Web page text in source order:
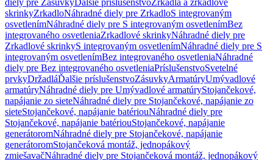
diely pre ZásuvkyĎalšie príslušenstvoZrkadlá a zrkadlové
skrinkyZrkadloNáhradné diely pre ZrkadloS integrovaným
osvetlenímNáhradné diely pre S integrovaným osvetlenímBez
integrovaného osvetleniaZrkadlové skrinkyNáhradné diely pre
Zrkadlové skrinkyS integrovaným osvetlenímNáhradné diely pre S
integrovaným osvetlenímBez integrovaného osvetleniaNáhradné
diely pre Bez integrovaného osvetleniaPríslušenstvoSvetelné
prvkyDržadláĎalšie príslušenstvoZásuvkyArmatúryUmývadlové
armatúryNáhradné diely pre Umývadlové armatúryStojančekové,
napájanie zo sieteNáhradné diely pre Stojančekové, napájanie zo
sieteStojančekové, napájanie batériouNáhradné diely pre
Stojančekové, napájanie batériouStojančekové, napájanie
generátoromNáhradné diely pre Stojančekové, napájanie
generátoromStojančeková montáž, jednopákový
zmiešavačNáhradné diely pre Stojančeková montáž, jednopákový